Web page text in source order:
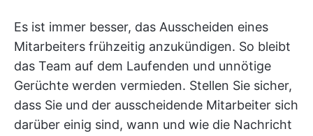
Es ist immer besser, das Ausscheiden eines
Mitarbeiters frühzeitig anzukündigen. So bleibt
das Team auf dem Laufenden und unnötige
Gerüchte werden vermieden. Stellen Sie sicher,
dass Sie und der ausscheidende Mitarbeiter sich
darüber einig sind, wann und wie die Nachricht